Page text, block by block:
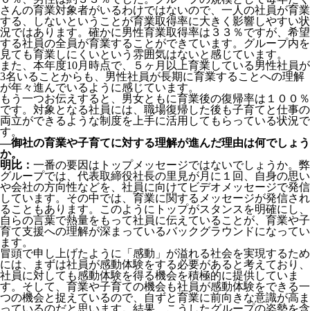
さんの育業対象者がいるわけではないので、一人の社員が育業
する、しないということが育業取得率に大きく影響しやすい状
況ではあります。確かに男性育業取得率は３３％ですが、希望
する社員の全員が育業することができています。グループ内を
見ても育業しにくいという雰囲気はないと感じています。
また、本年度10月時点で、５ヶ月以上育業している男性社員が
3名いることからも、男性社員が長期に育業することへの理解
が年々進んでいるように感じています。
もう一つお伝えすると、男女ともに育業後の復帰率は１００％
です。対象となる社員には、職場復帰した後も子育てと仕事の
両立ができるような制度を上手に活用してもらっている状況で
す。
―御社の育業や子育てに対する理解が進んだ理由は何でしょう
か。
明比： 一番の要因はトップメッセージではないでしょうか。弊
グループでは、代表取締役社長の里見が月に１回、自身の思い
や会社の方向性などを、社員に向けてビデオメッセージで発信
しています。その中では、育業に関するメッセージが発信され
ることもあります。このようにトップがスタンスを明確にし、
自らの言葉で熱量をもって社員に伝えていることが、育業や子
育て支援への理解が深まっているバックグラウンドになってい
ます。
冒頭で申し上げたように「感動」が溢れる社会を実現するため
には、まずは社員が感動体験をする必要があると考えており、
社員に対しても感動体験を得る機会を積極的に提供していま
す。そして、育業や子育ての機会も社員が感動体験をできる一
つの機会と捉えているので、自ずと育業に前向きな意識が高ま
っているのだと思います。結果、こうしたグループの姿勢を含